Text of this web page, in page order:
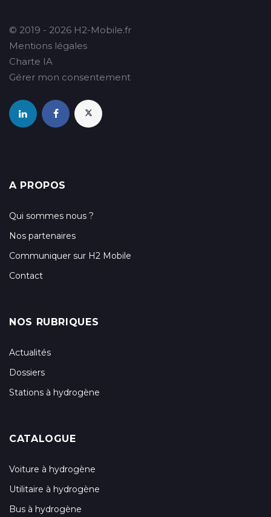
© 2019 - 2026 H2-Mobile.fr
Mentions légales
Charte IA
Gérer mon consentement
A PROPOS
Qui sommes nous ?
Nos partenaires
Communiquer sur H2 Mobile
Contact
NOS RUBRIQUES
Actualités
Dossiers
Stations à hydrogène
CATALOGUE
Voiture à hydrogène
Utilitaire à hydrogène
Bus à hydrogène